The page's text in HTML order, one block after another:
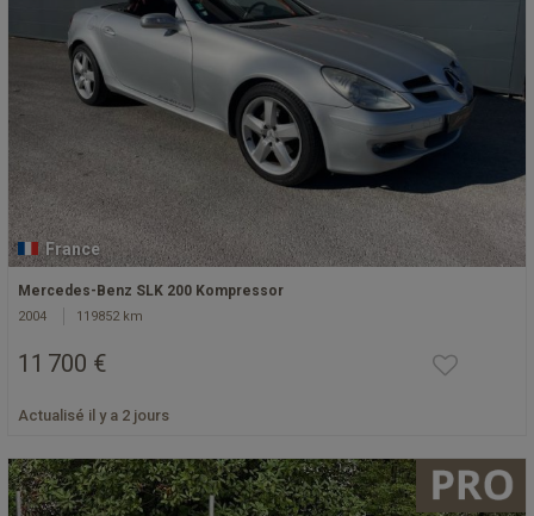
France
Mercedes-Benz SLK 200 Kompressor
2004 119852 km
11 700 €
Actualisé il y a 2 jours